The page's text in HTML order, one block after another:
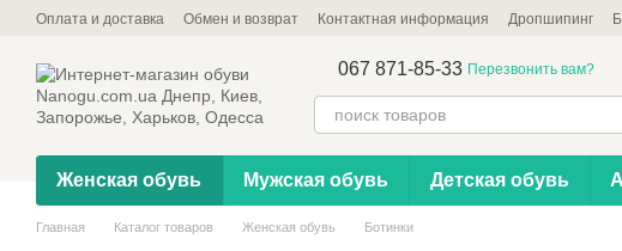
Перейти к основному контенту
Оплата и доставка Обмен и возврат Контактная информация Дропшипинг
067 871-85-33 Перезвонить вам?
Женская обувь Мужская обувь Детская обувь
Главная Каталог товаров Женская обувь Ботинки